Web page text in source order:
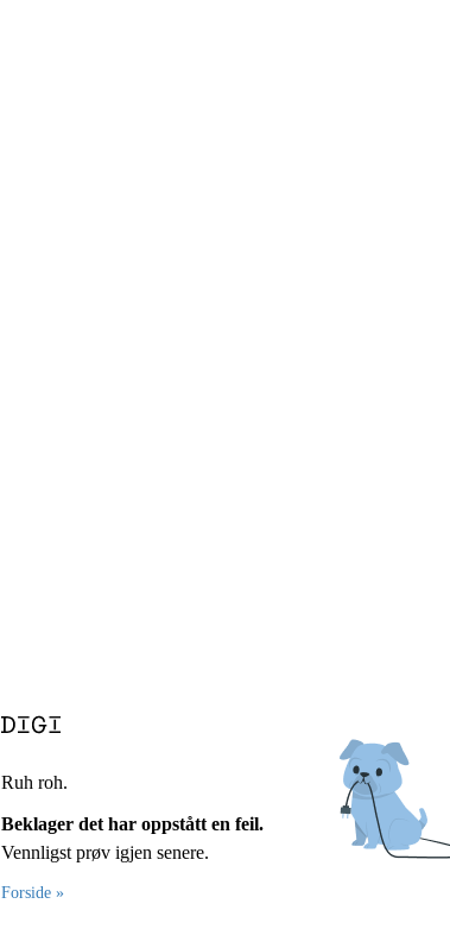
Ruh roh.
Beklager det har oppstått en feil.
Vennligst prøv igjen senere.
Forside »